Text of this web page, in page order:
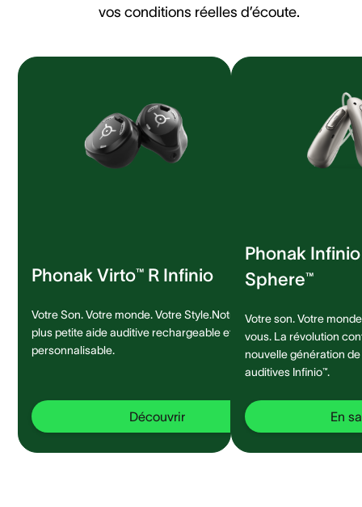
vos conditions réelles d’écoute.
Phonak Virto™ R Infinio
Votre Son. Votre monde. Votre Style.Notre
plus petite aide auditive rechargeable et
personnalisable.
Découvrir
Phonak Infinio
Sphere™
Votre son. Votre
vous. La révolution
nouvelle génération
auditives Infinio™.
En